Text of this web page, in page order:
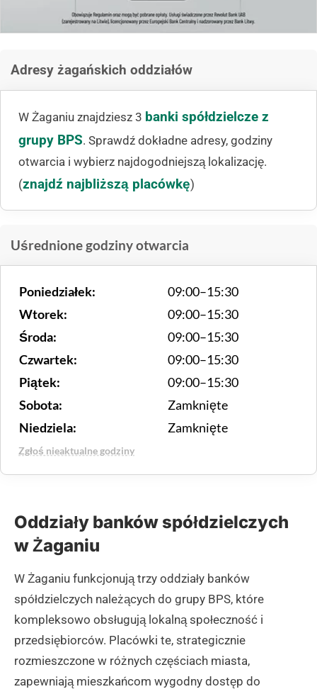
Adresy żagańskich oddziałów
W Żaganiu znajdziesz 3 banki spółdzielcze z
grupy BPS. Sprawdź dokładne adresy, godziny
otwarcia i wybierz najdogodniejszą lokalizację.
(znajdź najbliższą placówkę)
Uśrednione godziny otwarcia
Poniedziałek:
09:00–15:30
Wtorek:
09:00–15:30
Środa:
09:00–15:30
Czwartek:
09:00–15:30
Piątek:
09:00–15:30
Sobota:
Zamknięte
Niedziela:
Zamknięte
Zgłoś nieaktualne godziny
Oddziały banków spółdzielczych
w Żaganiu
W Żaganiu funkcjonują trzy oddziały banków
spółdzielczych należących do grupy BPS, które
kompleksowo obsługują lokalną społeczność i
przedsiębiorców. Placówki te, strategicznie
rozmieszczone w różnych częściach miasta,
zapewniają mieszkańcom wygodny dostęp do